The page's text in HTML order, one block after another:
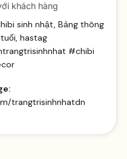
khách hàng
sinh nhật, Bảng thông
hastag
#chibi
trangtrisinhnhatdn